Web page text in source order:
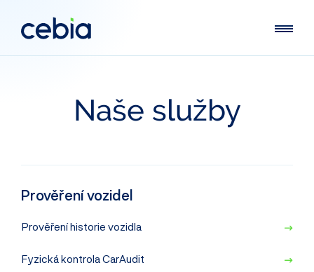
Naše služby
Prověřenívozidel
Prověření historie vozidla
Fyzická kontrolaCarAudit